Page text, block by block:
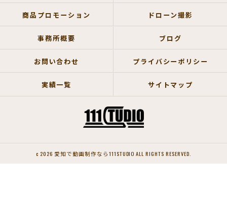
商品プロモーション ドローン撮影
事務所概要 ブログ
お問い合わせ プライバシーポリシー
実績一覧 サイトマップ
c 2026 愛知で動画制作なら111STUDIO ALL RIGHTS RESERVED.